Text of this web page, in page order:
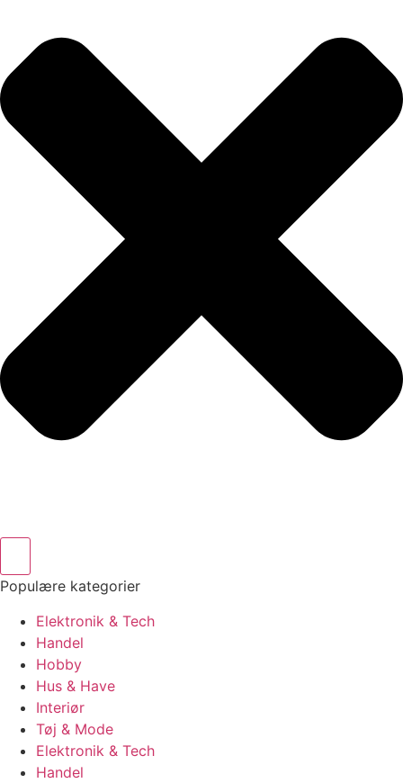
Populære kategorier
Elektronik & Tech
Handel
Hobby
Hus & Have
Interiør
Tøj & Mode
Elektronik & Tech
Handel